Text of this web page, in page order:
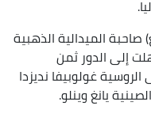
خليف حجيلة (-60 كلغ) صاحبة الميدالية الذهبية
إلى الدور ثمن
غولوبيفا نديزدا